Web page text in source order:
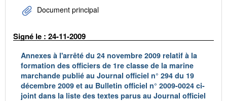
Document principal
Signé le : 24-11-2009
Annexes à l'arrêté du 24 novembre 2009 relatif à la
formation des officiers de 1re classe de la marine
marchande publié au Journal officiel n° 294 du 19
décembre 2009 et au Bulletin officiel n° 2009-0024 ci-
joint dans la liste des textes parus au Journal officiel